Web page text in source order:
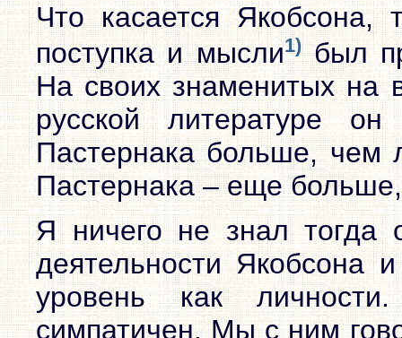
Что касается Якобсона,
поступка и мысли1)был
На своих знаменитых на
русской литературе
Пастернака больше, чем
Пастернака – еще
Я ничего не знал тогда
деятельности Якобсона
уровень как
симпатичен. Мы с ним